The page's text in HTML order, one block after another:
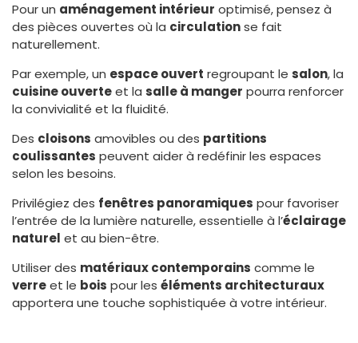
Pour un aménagement intérieur optimisé, pensez à
des pièces ouvertes où la circulationse fait
naturellement.
Par exemple, un espace ouvert regroupant le salon, la
cuisine ouverteet la salle à manger pourra renforcer
la convivialité et la fluidité.
Des cloisons amovibles ou des partitions
coulissantes peuvent aider à redéfinir les espaces
selon les besoins.
Privilégiez des fenêtres panoramiques pour favoriser
l’entrée de la lumière naturelle, essentielle à l’éclairage
naturel et au bien-être.
Utiliser des matériaux contemporains comme le
verreet le bois pour les éléments architecturaux
apportera une touche sophistiquée à votre intérieur.